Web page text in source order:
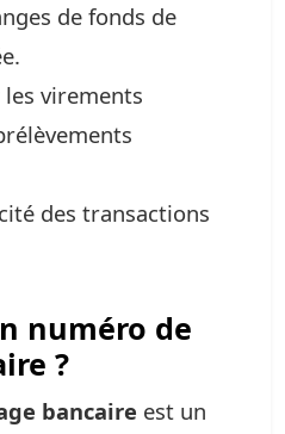
de fonds de
virements
des transactions
numéro de
?
bancaire est un